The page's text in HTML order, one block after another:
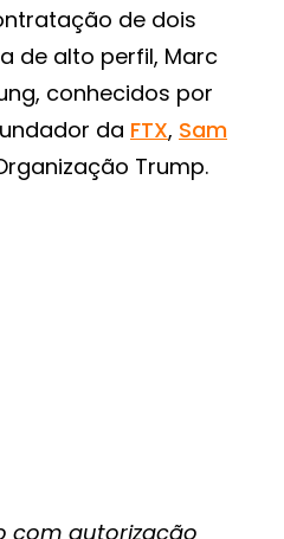
de dois
de alto perfil, Marc
conhecidos por
da FTX, Sam
Trump.
com autorização